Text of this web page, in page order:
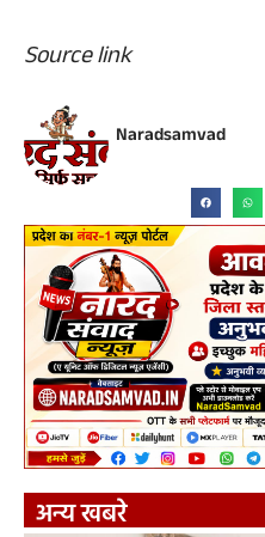
Source link
Naradsamvad
अन्य खबरे